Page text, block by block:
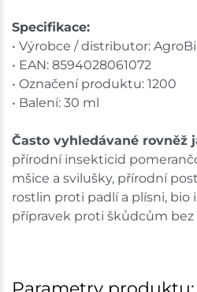
Parametry produktu:
Specifikace:
• Výrobce / distributor:
• EAN: 8594028061072
• Označení produktu: 1200
• Balení: 30 ml
Často vyhledávané rovněž
přírodní insekticid
mšice a svilušky, přírodní
rostlin proti padlí a plísni, bio
přípravek proti škůdcům